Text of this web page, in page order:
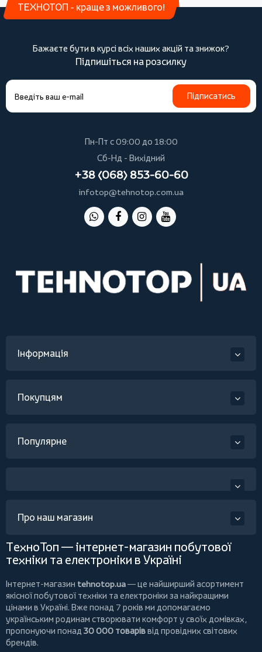
ТЕХНОТОП - краще з можливого!
Бажаєте бути в курсі всіх наших акцій та знижок?
Підпишіться на розсилку
Підписатись
Пн-Пт с 09:00 до 18:00
Сб-Нд - Вихідний
+38 (068) 853-60-60
infotop@tehnotop.com.ua
Інформація
Покупцям
Популярне
Про наш магазин
ТехноТоп — інтернет-магазин побутової
техніки та електроніки в Україні
Інтернет-магазин tehnotop.ua— це найширший асортимент
якісної побутової техніки та електроніки за найкращими
цінами в Україні. Вже понад 7 років ми допомагаємо
українським родинам створювати комфорт у своїх домівках,
пропонуючи понад 30 000 товаріввід провідних світових
брендів.